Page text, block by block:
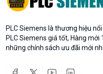
PLC Siemens là thương hiệu
PLC Siemens giá tốt, Hàng
những chính sách ưu đãi mới